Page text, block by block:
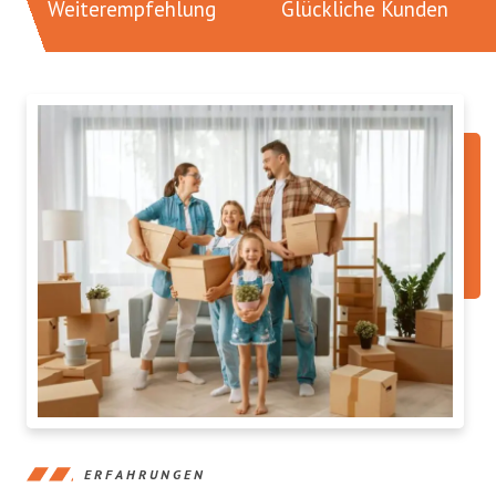
Weiterempfehlung Glückliche Kunden
ERFAHRUNGEN